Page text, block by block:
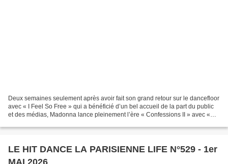
Deux semaines seulement après avoir fait son grand retour sur le dancefloor
avec « I Feel So Free » qui a bénéficié d’un bel accueil de la part du public
et des médias, Madonna lance pleinement l’ère « Confessions II » avec «
LE HIT DANCE LA PARISIENNE LIFE N°529 - 1er